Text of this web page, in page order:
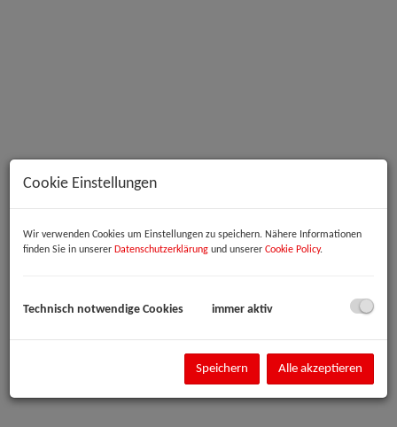
Beschreibung
Im Herzen von Linz, direkt in der Schillerstraße, gelangt eine vielseitig
nutzbare Büro- oder Praxisfläche mit ca. 146 m² zur Vermietung. Die
begehbare Räume, die sich ideal für eine Ordination,
Gemeinschaftspraxis, Therapieeinrichtung oder ein modernes Büro
Cookie Einstellungen
Wir verwenden Cookies um Einstellungen zu speichern. Nähere Informationen
finden Sie in unserer Datenschutzerklärung und unserer Cookie Policy.
Technisch notwendige Cookies immer aktiv
Speichern Alle akzeptieren